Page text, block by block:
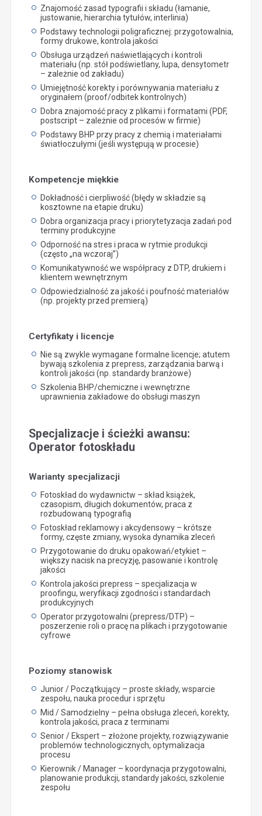
Znajomość zasad typografii i składu (łamanie,
justowanie, hierarchia tytułów, interlinia)
Podstawy technologii poligraficznej: przygotowalnia,
formy drukowe, kontrola jakości
Obsługa urządzeń naświetlających i kontroli
materiału (np. stół podświetlany, lupa, densytometr
– zależnie od zakładu)
Umiejętność korekty i porównywania materiału z
oryginałem (proof/odbitek kontrolnych)
Dobra znajomość pracy z plikami i formatami (PDF,
postscript – zależnie od procesów w firmie)
Podstawy BHP przy pracy z chemią i materiałami
światłoczułymi (jeśli występują w procesie)
Kompetencje miękkie
Dokładność i cierpliwość (błędy w składzie są
kosztowne na etapie druku)
Dobra organizacja pracy i priorytetyzacja zadań pod
terminy produkcyjne
Odporność na stres i praca w rytmie produkcji
(często „na wczoraj”)
Komunikatywność we współpracy z DTP, drukiem i
klientem wewnętrznym
Odpowiedzialność za jakość i poufność materiałów
(np. projekty przed premierą)
Certyfikaty i licencje
Nie są zwykle wymagane formalne licencje; atutem
bywają szkolenia z prepress, zarządzania barwą i
kontroli jakości (np. standardy branżowe)
Szkolenia BHP/chemiczne i wewnętrzne
uprawnienia zakładowe do obsługi maszyn
Specjalizacje i ścieżki awansu:
Operator fotoskładu
Warianty specjalizacji
Fotoskład do wydawnictw – skład książek,
czasopism, długich dokumentów, praca z
rozbudowaną typografią
Fotoskład reklamowy i akcydensowy – krótsze
formy, częste zmiany, wysoka dynamika zleceń
Przygotowanie do druku opakowań/etykiet –
większy nacisk na precyzję, pasowanie i kontrolę
jakości
Kontrola jakości prepress – specjalizacja w
proofingu, weryfikacji zgodności i standardach
produkcyjnych
Operator przygotowalni (prepress/DTP) –
poszerzenie roli o pracę na plikach i przygotowanie
cyfrowe
Poziomy stanowisk
Junior / Początkujący – proste składy, wsparcie
zespołu, nauka procedur i sprzętu
Mid / Samodzielny – pełna obsługa zleceń, korekty,
kontrola jakości, praca z terminami
Senior / Ekspert – złożone projekty, rozwiązywanie
problemów technologicznych, optymalizacja
procesu
Kierownik / Manager – koordynacja przygotowalni,
planowanie produkcji, standardy jakości, szkolenie
zespołu